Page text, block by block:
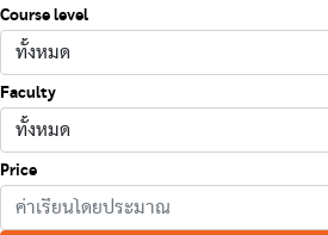
Course level
Faculty
Price